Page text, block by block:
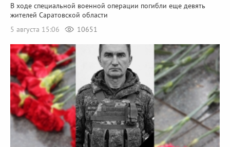
В ходе специальной военной операции погибли еще девять
жителей Саратовской области
5 августа 15:06
10651